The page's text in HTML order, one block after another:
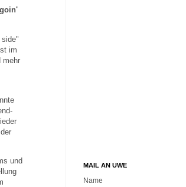
im
mehr
und
MAIL AN UWE
Name